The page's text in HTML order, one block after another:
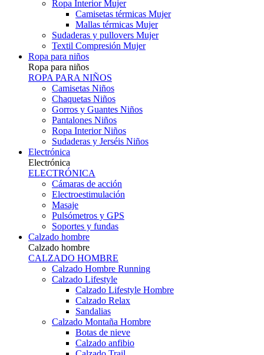
Ropa Interior Mujer
Camisetas térmicas Mujer
Mallas térmicas Mujer
Sudaderas y pullovers Mujer
Textil Compresión Mujer
Ropa para niños
Ropa para niños
ROPA PARA NIÑOS
Camisetas Niños
Chaquetas Niños
Gorros y Guantes Niños
Pantalones Niños
Ropa Interior Niños
Sudaderas y Jerséis Niños
Electrónica
Electrónica
ELECTRÓNICA
Cámaras de acción
Electroestimulación
Masaje
Pulsómetros y GPS
Soportes y fundas
Calzado hombre
Calzado hombre
CALZADO HOMBRE
Calzado Hombre Running
Calzado Lifestyle
Calzado Lifestyle Hombre
Calzado Relax
Sandalias
Calzado Montaña Hombre
Botas de nieve
Calzado anfibio